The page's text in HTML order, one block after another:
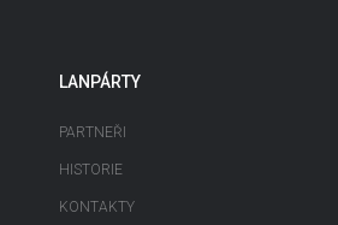
LANPÁRTY
PARTNEŘI
HISTORIE
KONTAKTY